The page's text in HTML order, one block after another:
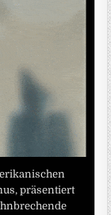
präsentiert